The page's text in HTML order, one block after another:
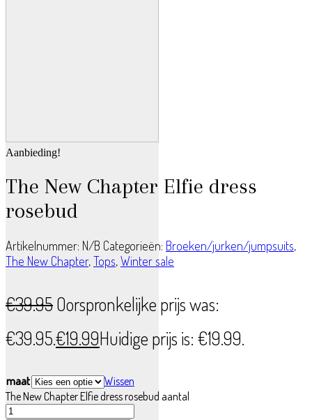
Aanbieding!
The New Chapter Elfie dress
rosebud
Artikelnummer: N/B Categorieën: Broeken/jurken/jumpsuits,
The New Chapter,Tops,Winter sale
€39.95Oorspronkelijke prijs was:
€39.95.€19.99Huidige prijs is: €19.99.
maat
Wissen
The New Chapter Elfie dress rosebud aantal